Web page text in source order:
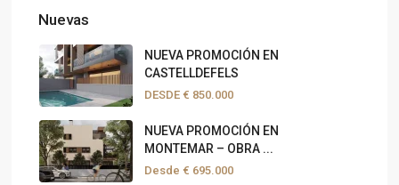
Nuevas
NUEVA PROMOCIÓN EN
CASTELLDEFELS
DESDE € 850.000
NUEVA PROMOCIÓN EN
MONTEMAR – OBRA ...
Desde € 695.000